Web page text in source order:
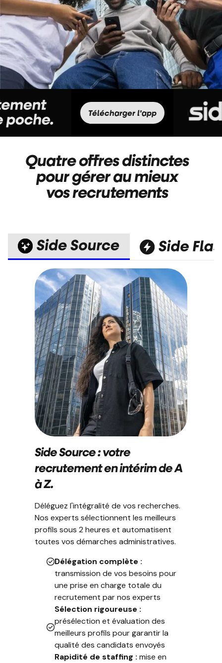
Télécharger l'app
Quatre offres distinctes
pour gérer au mieux
vos recrutements
Side Source : votre
recrutement en intérim de A
à Z.
Déléguez l'intégralité de vos recherches.
Nos experts sélectionnent les meilleurs
profils sous 2 heures et automatisent
toutes vos démarches administratives.
Délégation complète :
transmission de vos besoins pour
une prise en charge totale du
recrutement par nos experts
Sélection rigoureuse :
présélection et évaluation des
meilleurs profils pour garantir la
qualité des candidats envoyés
Rapidité de staffing : mise en